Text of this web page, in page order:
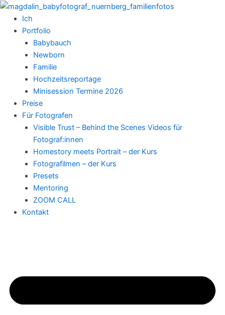
Zum
Inhalt
springen
Ich
Portfolio
Babybauch
Newborn
Familie
Hochzeitsreportage
Minisession Termine 2026
Preise
Für Fotografen
Visible Trust – Behind the Scenes Videos für
Fotograf:innen
Homestory meets Portrait – der Kurs
Fotografilmen – der Kurs
Presets
Mentoring
ZOOM CALL
Kontakt